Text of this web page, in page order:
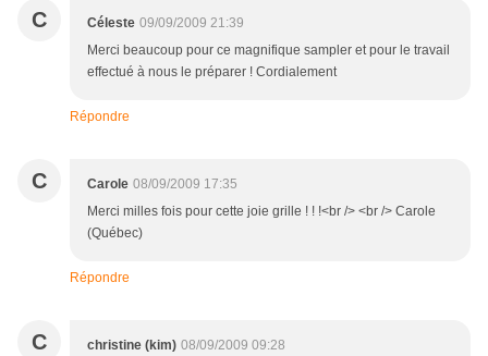
C Céleste 09/09/2009 21:39
Merci beaucoup pour ce magnifique sampler et pour le travail
effectué à nous le préparer ! Cordialement
Répondre
C Carole 08/09/2009 17:35
Merci milles fois pour cette joie grille ! ! !<br /> <br /> Carole
(Québec)
Répondre
C christine (kim) 08/09/2009 09:28